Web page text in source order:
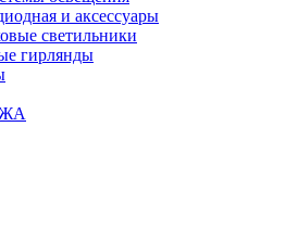
и аксессуары
светильники
гирлянды